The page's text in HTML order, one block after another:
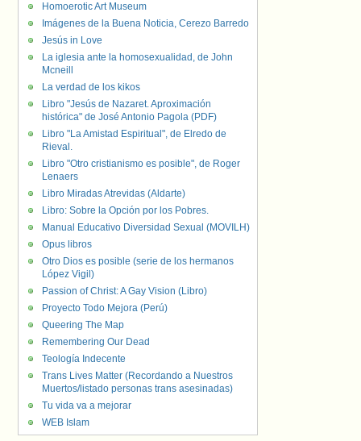
Homoerotic Art Museum
Imágenes de la Buena Noticia, Cerezo Barredo
Jesús in Love
La iglesia ante la homosexualidad, de John
Mcneill
La verdad de los kikos
Libro "Jesús de Nazaret. Aproximación
histórica" de José Antonio Pagola (PDF)
Libro "La Amistad Espiritual", de Elredo de
Rieval.
Libro "Otro cristianismo es posible", de Roger
Lenaers
Libro Miradas Atrevidas (Aldarte)
Libro: Sobre la Opción por los Pobres.
Manual Educativo Diversidad Sexual (MOVILH)
Opus libros
Otro Dios es posible (serie de los hermanos
López Vigil)
Passion of Christ: A Gay Vision (Libro)
Proyecto Todo Mejora (Perú)
Queering The Map
Remembering Our Dead
Teología Indecente
Trans Lives Matter (Recordando a Nuestros
Muertos/listado personas trans asesinadas)
Tu vida va a mejorar
WEB Islam